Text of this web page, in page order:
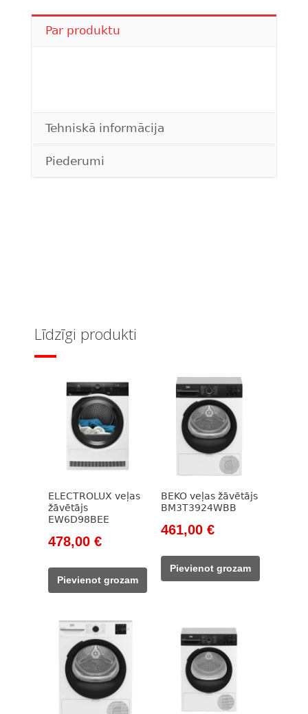
Par produktu
Tehniskā informācija
Piederumi
Līdzīgi produkti
ELECTROLUX veļas
žāvētājs
EW6D98BEE
Original
was:
689,00 €.
478,00 €Current
478,00 €.
Pievienot grozam
BEKO veļas žāvētājs
BM3T3924WBB
Original
was:
785,00 €.
461,00 €Current
461,00 €.
Pievienot grozam